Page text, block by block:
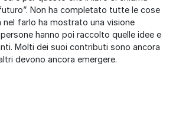
Non ha completato tutte le cose
nel farlo ha mostrato una visione
hanno poi raccolto quelle idee e
Molti dei suoi contributi sono ancora
devono ancora emergere.